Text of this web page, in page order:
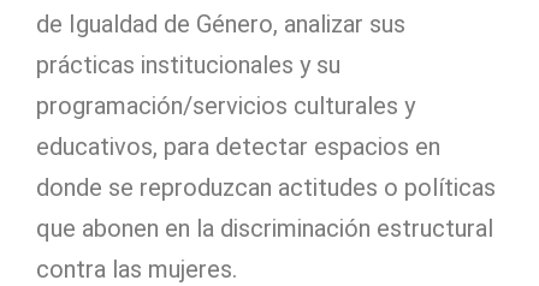
de Igualdad de Género, analizar sus
prácticas institucionales y su
programación/servicios culturales y
educativos, para detectar espacios en
donde se reproduzcan actitudes o políticas
que abonen en la discriminación estructural
contra las mujeres.